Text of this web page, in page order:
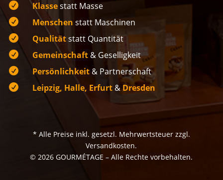
 Klassestatt Masse
 Menschen statt Maschinen
 Qualitätstatt Quantität
 Gemeinschaft & Geselligkeit
 Persönlichkeit & Partnerschaft
 Leipzig, Halle, Erfurt &Dresden
* Alle Preise inkl. gesetzl. Mehrwertsteuer zzgl.
Versandkosten.
© 2026 GOURMÉTAGE – Alle Rechte vorbehalten.